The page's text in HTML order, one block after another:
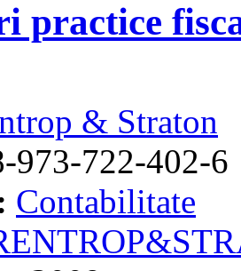
practice
& Straton
973-722-402-6
Contabilitate